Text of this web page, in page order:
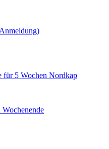
für 5 Wochen Nordkap